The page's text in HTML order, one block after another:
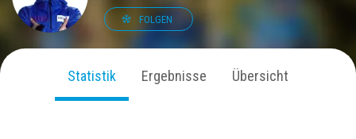
FOLGEN
Statistik Ergebnisse Übersicht